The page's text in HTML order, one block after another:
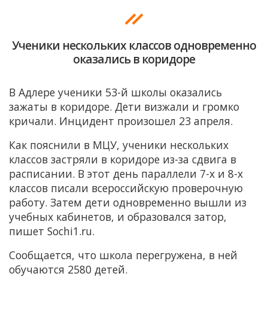
Ученики нескольких классов одновременно
оказались в коридоре
В Адлере ученики 53-й школы оказались
зажаты в коридоре. Дети визжали и громко
кричали. Инцидент произошел 23 апреля.
Как пояснили в МЦУ, ученики нескольких
классов застряли в коридоре из-за сдвига в
расписании. В этот день параллели 7-х и 8-х
классов писали всероссийскую проверочную
работу. Затем дети одновременно вышли из
учебных кабинетов, и образовался затор,
пишет Sochi1.ru.
Сообщается, что школа перегружена, в ней
обучаются 2580 детей.